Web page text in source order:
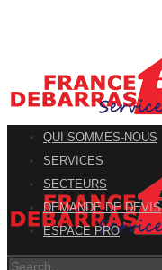
QUI SOMMES-NOUS
SERVICES
SECTEURS
DEMANDE DE DEVIS
ESPACE PRO